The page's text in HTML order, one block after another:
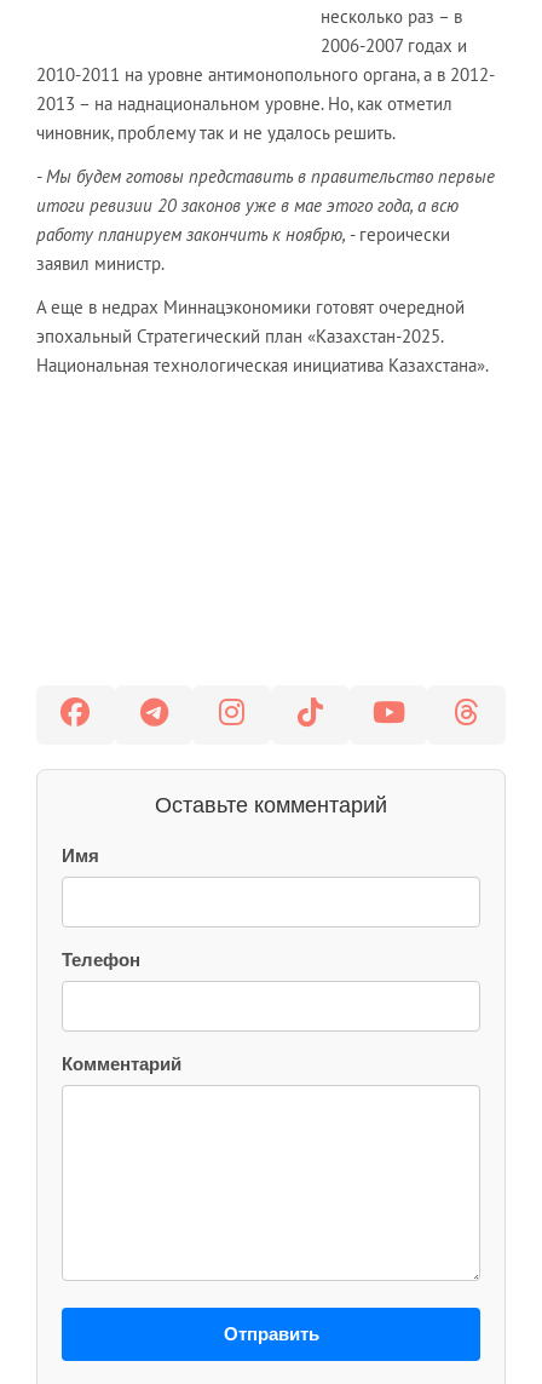
несколько раз – в
2006-2007 годах и
2010-2011 на уровне антимонопольного органа, а в 2012-
2013 – на наднациональном уровне. Но, как отметил
чиновник, проблему так и не удалось решить.
- Мы будем готовы представить в правительство первые
итоги ревизии 20 законов уже в мае этого года, а всю
работу планируем закончить к ноябрю, - героически
заявил министр.
А еще в недрах Миннацэкономики готовят очередной
эпохальный Стратегический план «Казахстан-2025.
Национальная технологическая инициатива Казахстана».
Оставьте комментарий
Имя
Телефон
Комментарий
Отправить